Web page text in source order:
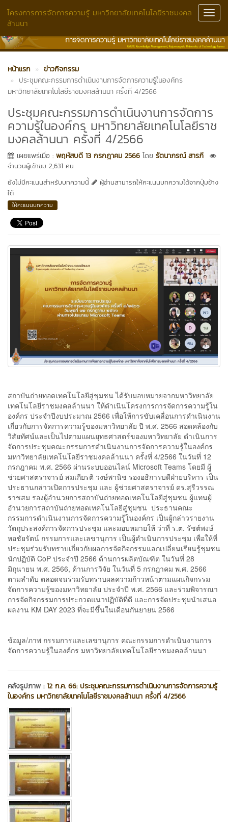
โครงการการจัดการความรู้ มหาวิทยาลัยเทคโนโลยีราชมงคล
ล้านนา
หน้าแรก
ข่าวกิจกรรม
ประชุมคณะกรรมการดำเนินงานการจัดการความรู้ในองค์กร
มหาวิทยาลัยเทคโนโลยีราชมงคลล้านนา ครั้งที่ 4/2566
ประชุมคณะกรรมการดำเนินงานการจัดการ
ความรู้ในองค์กร มหาวิทยาลัยเทคโนโลยีราช
มงคลล้านนา ครั้งที่ 4/2566
เผยแพร่เมื่อ : พฤหัสบดี 13 กรกฎาคม 2566 โดย รัตนาภรณ์ สารภี
จำนวนผู้เข้าชม 2,631 คน
ยังไม่มีคะแนนสำหรับบทความนี้
ผู้อ่านสามารถให้คะแนนบทความได้จากปุ่มข้าง
ใต้
ให้คะแนนบทความ
สถาบันถ่ายทอดเทคโนโลยีสู่ชุมชน ได้รับมอบหมายจากมหาวิทยาลัย
เทคโนโลยีราชมงคลล้านนา ให้ดำเนินโครงการการจัดการความรู้ใน
องค์กร ประจำปีงบประมาณ 2566 เพื่อให้การขับเคลื่อนการดำเนินงาน
เกี่ยวกับการจัดการความรู้ของมหาวิทยาลัย ปี พ.ศ. 2566 สอดคล้องกับ
วิสัยทัศน์และเป็นไปตามแผนยุทธศาสตร์ของมหาวิทยาลัย ดำเนินการ
จัดการประชุมคณะกรรมการดำเนินงานการจัดการความรู้ในองค์กร
มหาวิทยาลัยเทคโนโลยีราชมงคลล้านนา ครั้งที่ 4/2566 ในวันที่ 12
กรกฎาคม พ.ศ. 2566 ผ่านระบบออนไลน์ Microsoft Teams โดยมี ผู้
ช่วยศาสตราจารย์ สมเกียรติ วงษ์พานิช รองอธิการบดีฝ่ายบริหาร เป็น
ประธานกล่าวเปิดการประชุม และ ผู้ช่วยศาสตราจารย์ ดร.สุรีวรรณ
ราชสม รองผู้อำนวยการสถาบันถ่ายทอดเทคโนโลยีสู่ชุมชน ผู้แทนผู้
อำนวยการสถาบันถ่ายทอดเทคโนโลยีสู่ชุมชน ประธานคณะ
กรรมการดำเนินงานการจัดการความรู้ในองค์กร เป็นผู้กล่าวรายงาน
วัตถุประสงค์การจัดการประชุม และมอบหมายให้ ว่าที่ ร.ต. รัชต์พงษ์
หอชัยรัตน์ กรรมการและเลขานุการ เป็นผู้ดำเนินการประชุม เพื่อให้ที่
ประชุมร่วมรับทราบเกี่ยวกับผลการจัดกิจกรรมแลกเปลี่ยนเรียนรู้ชุมชน
นักปฏิบัติ CoP ประจำปี 2566 ด้านการผลิตบัณฑิต ในวันที่ 28
มิถุนายน พ.ศ. 2566, ด้านการวิจัย ในวันที่ 5 กรกฎาคม พ.ศ. 2566
ตามลำดับ ตลอดจนร่วมรับทราบผลความก้าวหน้าตามแผนกิจกรรม
จัดการความรู้ของมหาวิทยาลัย ประจำปี พ.ศ. 2566 และร่วมพิจารณา
การจัดกิจกรรมการประกวดแนวปฏิบัติที่ดี และการจัดประชุมนำเสนอ
ผลงาน KM DAY 2023 ที่จะมีขึ้นในเดือนกันยายน 2566
ข้อมูล/ภาพ กรรมการและเลขานุการ คณะกรรมการดำเนินงานการ
จัดการความรู้ในองค์กร มหาวิทยาลัยเทคโนโลยีราชมงคลล้านนา
คลังรูปภาพ :12 ก.ค. 66: ประชุมคณะกรรมการดำเนินงานการจัดการความรู้
ในองค์กร มหาวิทยาลัยเทคโนโลยีราชมงคลล้านนา ครั้งที่ 4/2566